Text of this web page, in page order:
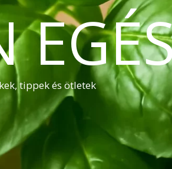
tippek és ötletek